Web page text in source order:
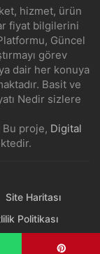
hizmet, ürün
fiyat bilgilerini
Güncel
görev
dair her konuya
Basit ve
Nedir sizlere
Bu proje, Digital
Site Haritası
Politikası